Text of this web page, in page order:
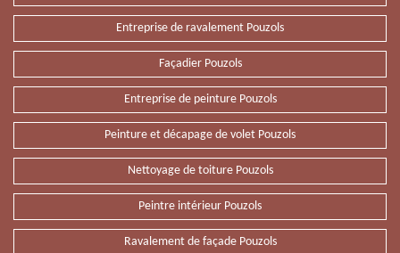
Entreprise de ravalement Pouzols
Façadier Pouzols
Entreprise de peinture Pouzols
Peinture et décapage de volet Pouzols
Nettoyage de toiture Pouzols
Peintre intérieur Pouzols
Ravalement de façade Pouzols